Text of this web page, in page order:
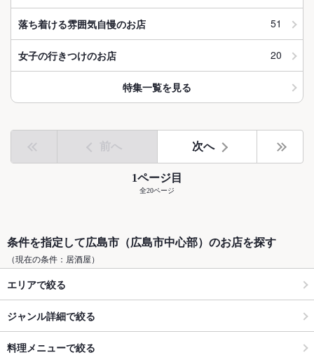
落ち着ける雰囲気自慢のお店 51
女子の行きつけのお店 20
特集一覧を見る
前へ 次へ
1ページ目
全20ページ
条件を指定して広島市（広島市中心部）のお店を探す
（現在の条件：居酒屋）
エリアで絞る
ジャンル詳細で絞る
料理メニューで絞る